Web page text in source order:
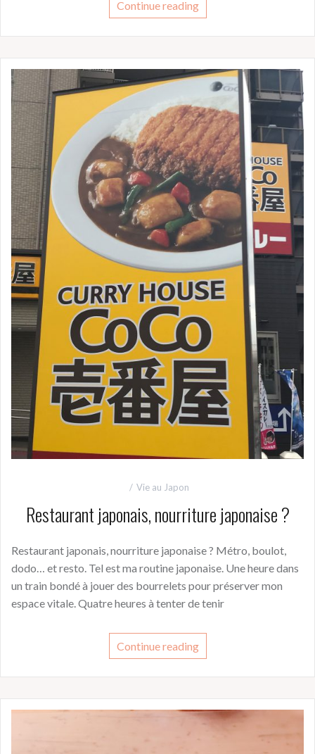
Continue reading
Vie au Japon
Restaurant japonais, nourriture japonaise ?
Restaurant japonais, nourriture japonaise ? Métro, boulot,
dodo… et resto. Tel est ma routine japonaise. Une heure dans
un train bondé à jouer des bourrelets pour préserver mon
espace vitale. Quatre heures à tenter de tenir
Continue reading